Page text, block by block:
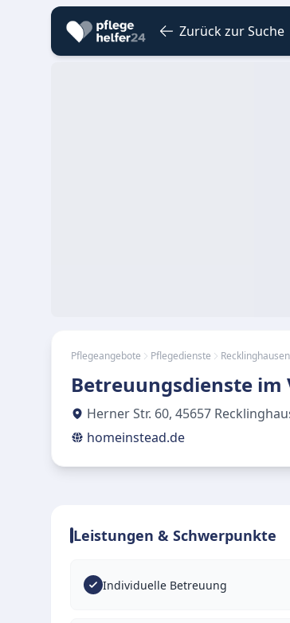
Zurück zur Suche
Pflegeangebote Pflegedienste Recklinghausen
Betreuungsdienste im
Herner Str. 60, 45657
homeinstead.de
Leistungen & Schwerpunkte
Individuelle Betreuung